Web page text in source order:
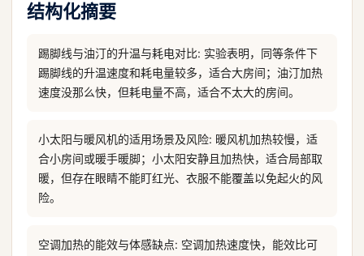
结构化摘要
踢脚线与油汀的升温与耗电对比: 实验表明，同等条件下
踢脚线的升温速度和耗电量较多，适合大房间；油汀加热
速度没那么快，但耗电量不高，适合不太大的房间。
小太阳与暖风机的适用场景及风险: 暖风机加热较慢，适
合小房间或暖手暖脚；小太阳安静且加热快，适合局部取
暖，但存在眼睛不能盯红光、衣服不能覆盖以免起火的风
险。
空调加热的能效与体感缺点: 空调加热速度快，能效比可